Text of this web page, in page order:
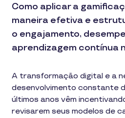
Como aplicar a
maneira efetiva e
o engajamento,
aprendizagem contínua
A transformação digital e a
desenvolvimento constante
últimos anos vêm
revisarem seus modelos de